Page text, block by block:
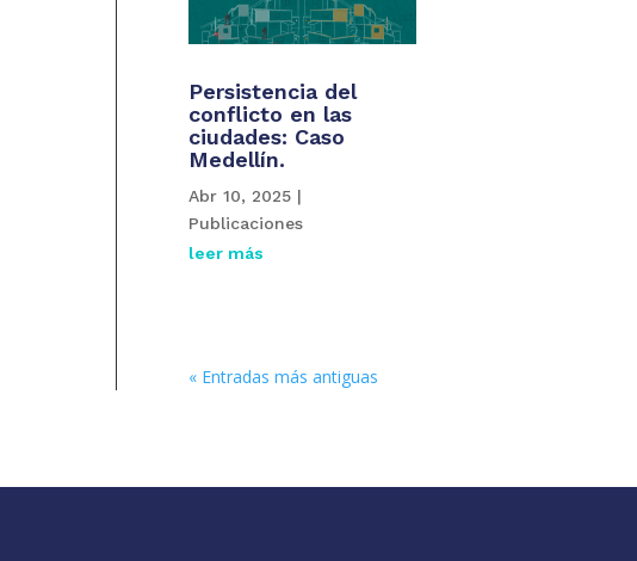
Persistencia del
conflicto en las
ciudades: Caso
Medellín.
Abr 10, 2025 |
Publicaciones
leer más
« Entradas más antiguas